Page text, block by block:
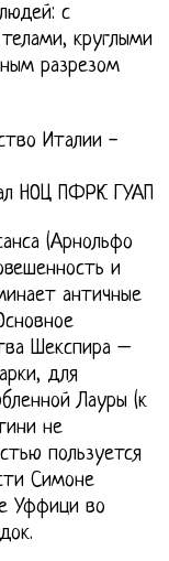
с
круглыми
разрезом
Италии -
НОЦ ПФРК ГУАП
(Арнольфо
и
античные
Шекспира –
для
Лауры (к
не
пользуется
Симоне
Уффици во